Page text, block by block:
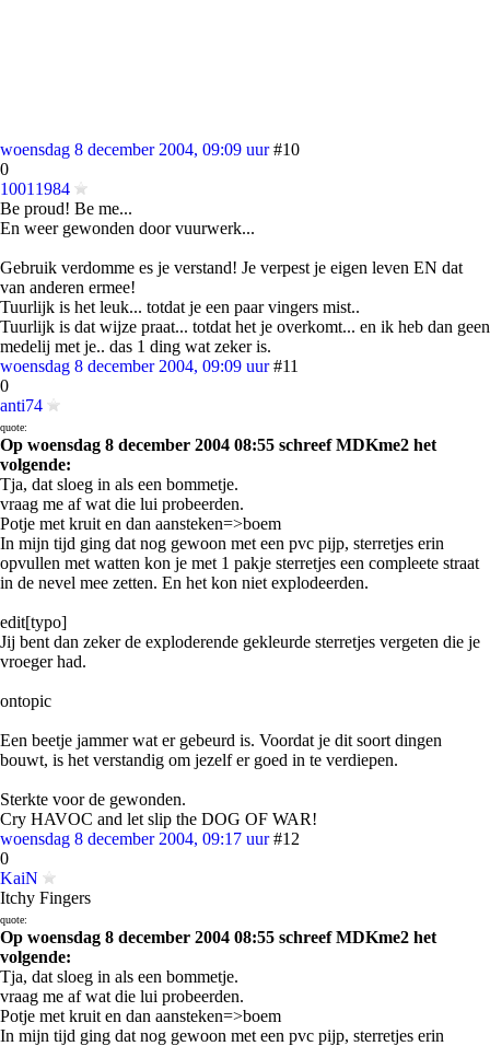
woensdag 8 december 2004, 09:09 uur #10
0
10011984
Be proud! Be me...
En weer gewonden door vuurwerk...
Gebruik verdomme es je verstand! Je verpest je eigen leven EN dat
van anderen ermee!
Tuurlijk is het leuk... totdat je een paar vingers mist..
Tuurlijk is dat wijze praat... totdat het je overkomt... en ik heb dan geen
medelij met je.. das 1 ding wat zeker is.
woensdag 8 december 2004, 09:09 uur #11
0
anti74
quote:
Op woensdag 8 december 2004 08:55 schreef MDKme2 het
volgende:
Tja, dat sloeg in als een bommetje.
vraag me af wat die lui probeerden.
Potje met kruit en dan aansteken=>boem
In mijn tijd ging dat nog gewoon met een pvc pijp, sterretjes erin
opvullen met watten kon je met 1 pakje sterretjes een compleete straat
in de nevel mee zetten. En het kon niet explodeerden.
edit[typo]
Jij bent dan zeker de exploderende gekleurde sterretjes vergeten die je
vroeger had.
ontopic
Een beetje jammer wat er gebeurd is. Voordat je dit soort dingen
bouwt, is het verstandig om jezelf er goed in te verdiepen.
Sterkte voor de gewonden.
Cry HAVOC and let slip the DOG OF WAR!
woensdag 8 december 2004, 09:17 uur #12
0
KaiN
Itchy Fingers
quote:
Op woensdag 8 december 2004 08:55 schreef MDKme2 het
volgende:
Tja, dat sloeg in als een bommetje.
vraag me af wat die lui probeerden.
Potje met kruit en dan aansteken=>boem
In mijn tijd ging dat nog gewoon met een pvc pijp, sterretjes erin